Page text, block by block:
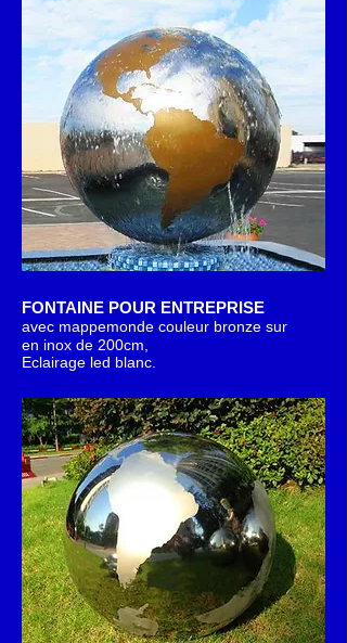
FONTAINE POUR ENTREPRISE
avec mappemonde couleur bronze sur
en inox de 200cm,
Eclairage led blanc.